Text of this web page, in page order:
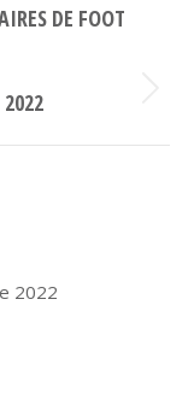
DE FOOT
2022
2022